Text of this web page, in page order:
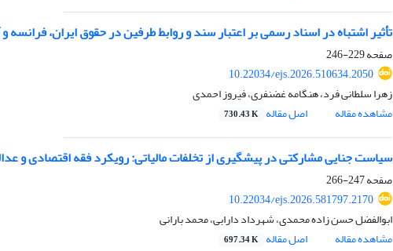
تأثیر اشتباه در اسناد رسمی بر اعتبار سند و روابط طرفین در حقوق ایران، فرانسه و
صفحه229-246
10.22034/ejs.2026.510634.2050
زهرا سلطانی فرد، هنگامه غضنفری، فیروز احمدی
مشاهده مقاله
اصل مقاله 730.43 K
سیاست جنایی مشارکتی در پیشگیری از تخلفات مالیاتی: رویکرد فقه اقتصادی و
صفحه247-266
10.22034/ejs.2026.581797.2170
ابوالفضل حسن زاده محمدی، شهرداد دارابی، محمد بارانی
مشاهده مقاله
اصل مقاله 697.34 K